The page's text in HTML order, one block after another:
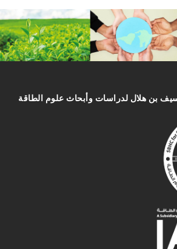
بن هلال لدراسات وأبحاث علوم الطاقة